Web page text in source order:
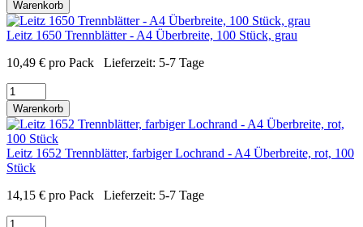
Warenkorb
Leitz 1650 Trennblätter - A4 Überbreite, 100 Stück, grau
10,49 € pro Pack Lieferzeit: 5-7 Tage
Warenkorb
Leitz 1652 Trennblätter, farbiger Lochrand - A4 Überbreite, rot, 100
Stück
14,15 € pro Pack Lieferzeit: 5-7 Tage